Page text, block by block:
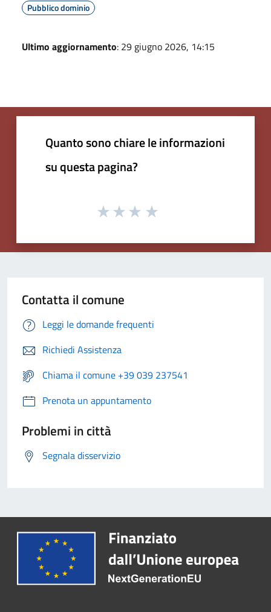
Pubblico dominio
Ultimo aggiornamento: 29 giugno 2026, 14:15
Quanto sono chiare le informazioni
su questa pagina?
Contatta il comune
Leggi le domande frequenti
Richiedi Assistenza
Chiama il comune +39 039 237541
Prenota un appuntamento
Problemi in città
Segnala disservizio